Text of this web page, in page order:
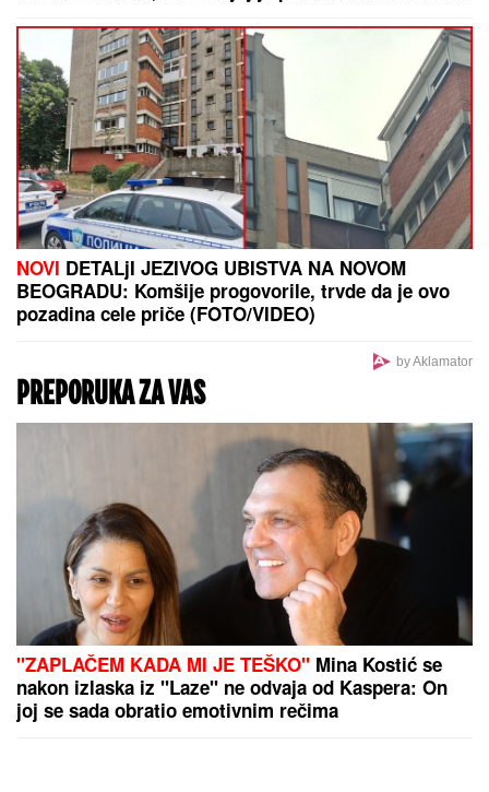
Priča se da su zdrave, a ustvari... Ovako vaše telo
reaguje kada pojedete previše borovnica, nećete
verovati!
"DOK JA RAĐAM NAŠ BLAGOSLOV,
TI ME VARAŠ U NAŠEM KREVETU"
Pevačicu je muž prevario dok je bila
u porodilištu: "To boli"
(FOTO) DOK SVI BRUJE O
RAZVODU, SLOBA VASIĆ UHVAĆEN
SA STARLETOMIsplivala zajednička
fotografija, zajedno ispod šatora
POSLE PAKLENIH VRUĆINA, STIGLI CRNI OBLACI:
Ljudi stradali do udara groma, oluja napravila haos
na Balkanu